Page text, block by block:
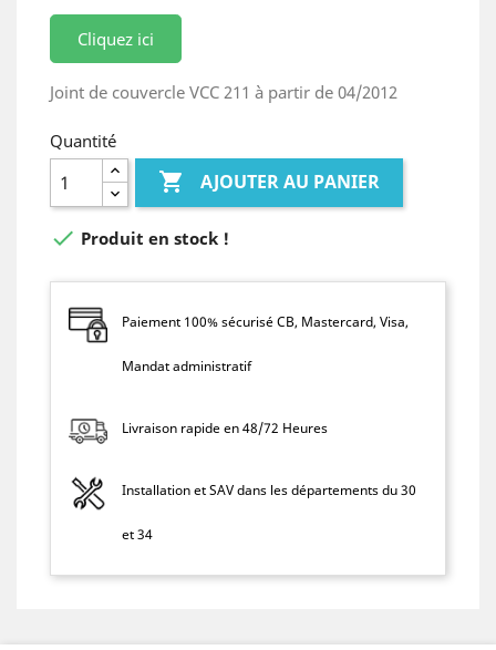
Cliquez ici
Joint de couvercle VCC 211 à partir de 04/2012
Quantité
 AJOUTER AU PANIER
 Produit en stock !
Paiement 100% sécurisé CB, Mastercard, Visa,
Mandat administratif
Livraison rapide en 48/72 Heures
Installation et SAV dans les départements du 30
et 34